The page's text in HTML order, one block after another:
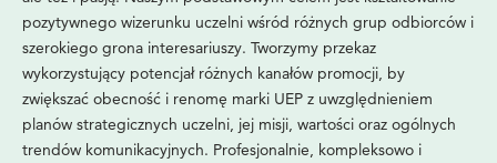
pozytywnego wizerunku uczelni wśród różnych grup odbiorców i
szerokiego grona interesariuszy. Tworzymy przekaz
wykorzystujący potencjał różnych kanałów promocji, by
zwiększać obecność i renomę marki UEP z uwzględnieniem
planów strategicznych uczelni, jej misji, wartości oraz ogólnych
trendów komunikacyjnych. Profesjonalnie, kompleksowo i